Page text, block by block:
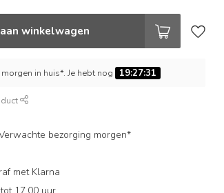
winkelwagen
in huis*. Je hebt nog 19:27:30
bezorging morgen*
met Klarna